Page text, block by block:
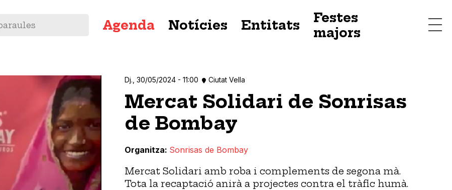
principal
Agenda Notícies Entitats
Festes
majors
Dj., 30/05/2024 - 11:00 Ciutat Vella
Mercat Solidari de Sonrisas
de Bombay
Organitza Sonrisas de Bombay
Mercat Solidari amb roba i complements de segona mà.
Tota la recaptació anirà a projectes contra el tràfic humà.